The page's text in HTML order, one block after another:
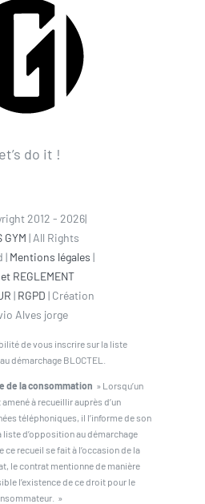
do it !
2012 - 2026|
GYM | All Rights
| Mentions légales |
REGLEMENT
| RGPD | Création
Alves jorge
de vous inscrire sur la liste
démarchage BLOCTEL.
de la consommation » Lorsqu’un
à recueillir auprès d’un
téléphoniques, il l’informe de son
liste d’opposition au démarchage
recueil se fait à l’occasion de la
le contrat mentionne de manière
l’existence de ce droit pour le
»